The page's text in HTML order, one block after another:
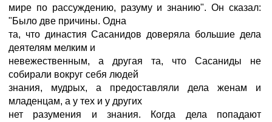
мире по рассуждению, разуму и знанию". Он сказал:
"Было две причины. Одна
та, что династия Сасанидов доверяла большие дела
деятелям мелким и
невежественным, а другая та, что Сасаниды не
собирали вокруг себя людей
знания, мудрых, а предоставляли дела женам и
младенцам, а у тех и у других
нет разумения и знания. Когда дела попадают